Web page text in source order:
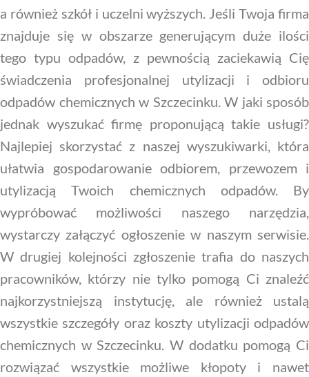
a również szkół i uczelni wyższych. Jeśli Twoja firma
znajduje się w obszarze generującym duże ilości
tego typu odpadów, z pewnością zaciekawią Cię
świadczenia profesjonalnej utylizacji i odbioru
odpadów chemicznych w Szczecinku. W jaki sposób
jednak wyszukać firmę proponującą takie usługi?
Najlepiej skorzystać z naszej wyszukiwarki, która
ułatwia gospodarowanie odbiorem, przewozem i
utylizacją Twoich chemicznych odpadów. By
wypróbować możliwości naszego narzędzia,
wystarczy załączyć ogłoszenie w naszym serwisie.
W drugiej kolejności zgłoszenie trafia do naszych
pracowników, którzy nie tylko pomogą Ci znaleźć
najkorzystniejszą instytucję, ale również ustalą
wszystkie szczegóły oraz koszty utylizacji odpadów
chemicznych w Szczecinku. W dodatku pomogą Ci
rozwiązać wszystkie możliwe kłopoty i nawet